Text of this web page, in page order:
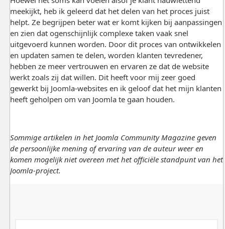
meekijkt, heb ik geleerd dat het delen van het proces juist
helpt. Ze begrijpen beter wat er komt kijken bij aanpassingen
en zien dat ogenschijnlijk complexe taken vaak snel
uitgevoerd kunnen worden. Door dit proces van ontwikkelen
en updaten samen te delen, worden klanten tevredener,
hebben ze meer vertrouwen en ervaren ze dat de website
werkt zoals zij dat willen. Dit heeft voor mij zeer goed
gewerkt bij Joomla-websites en ik geloof dat het mijn klanten
heeft geholpen om van Joomla te gaan houden.
Sommige artikelen in het Joomla Community Magazine geven
de persoonlijke mening of ervaring van de auteur weer en
komen mogelijk niet overeen met het officiële standpunt van het
Joomla-project.